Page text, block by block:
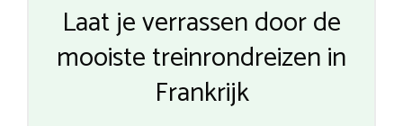
Laat je verrassen door de
mooiste treinrondreizen in
Frankrijk